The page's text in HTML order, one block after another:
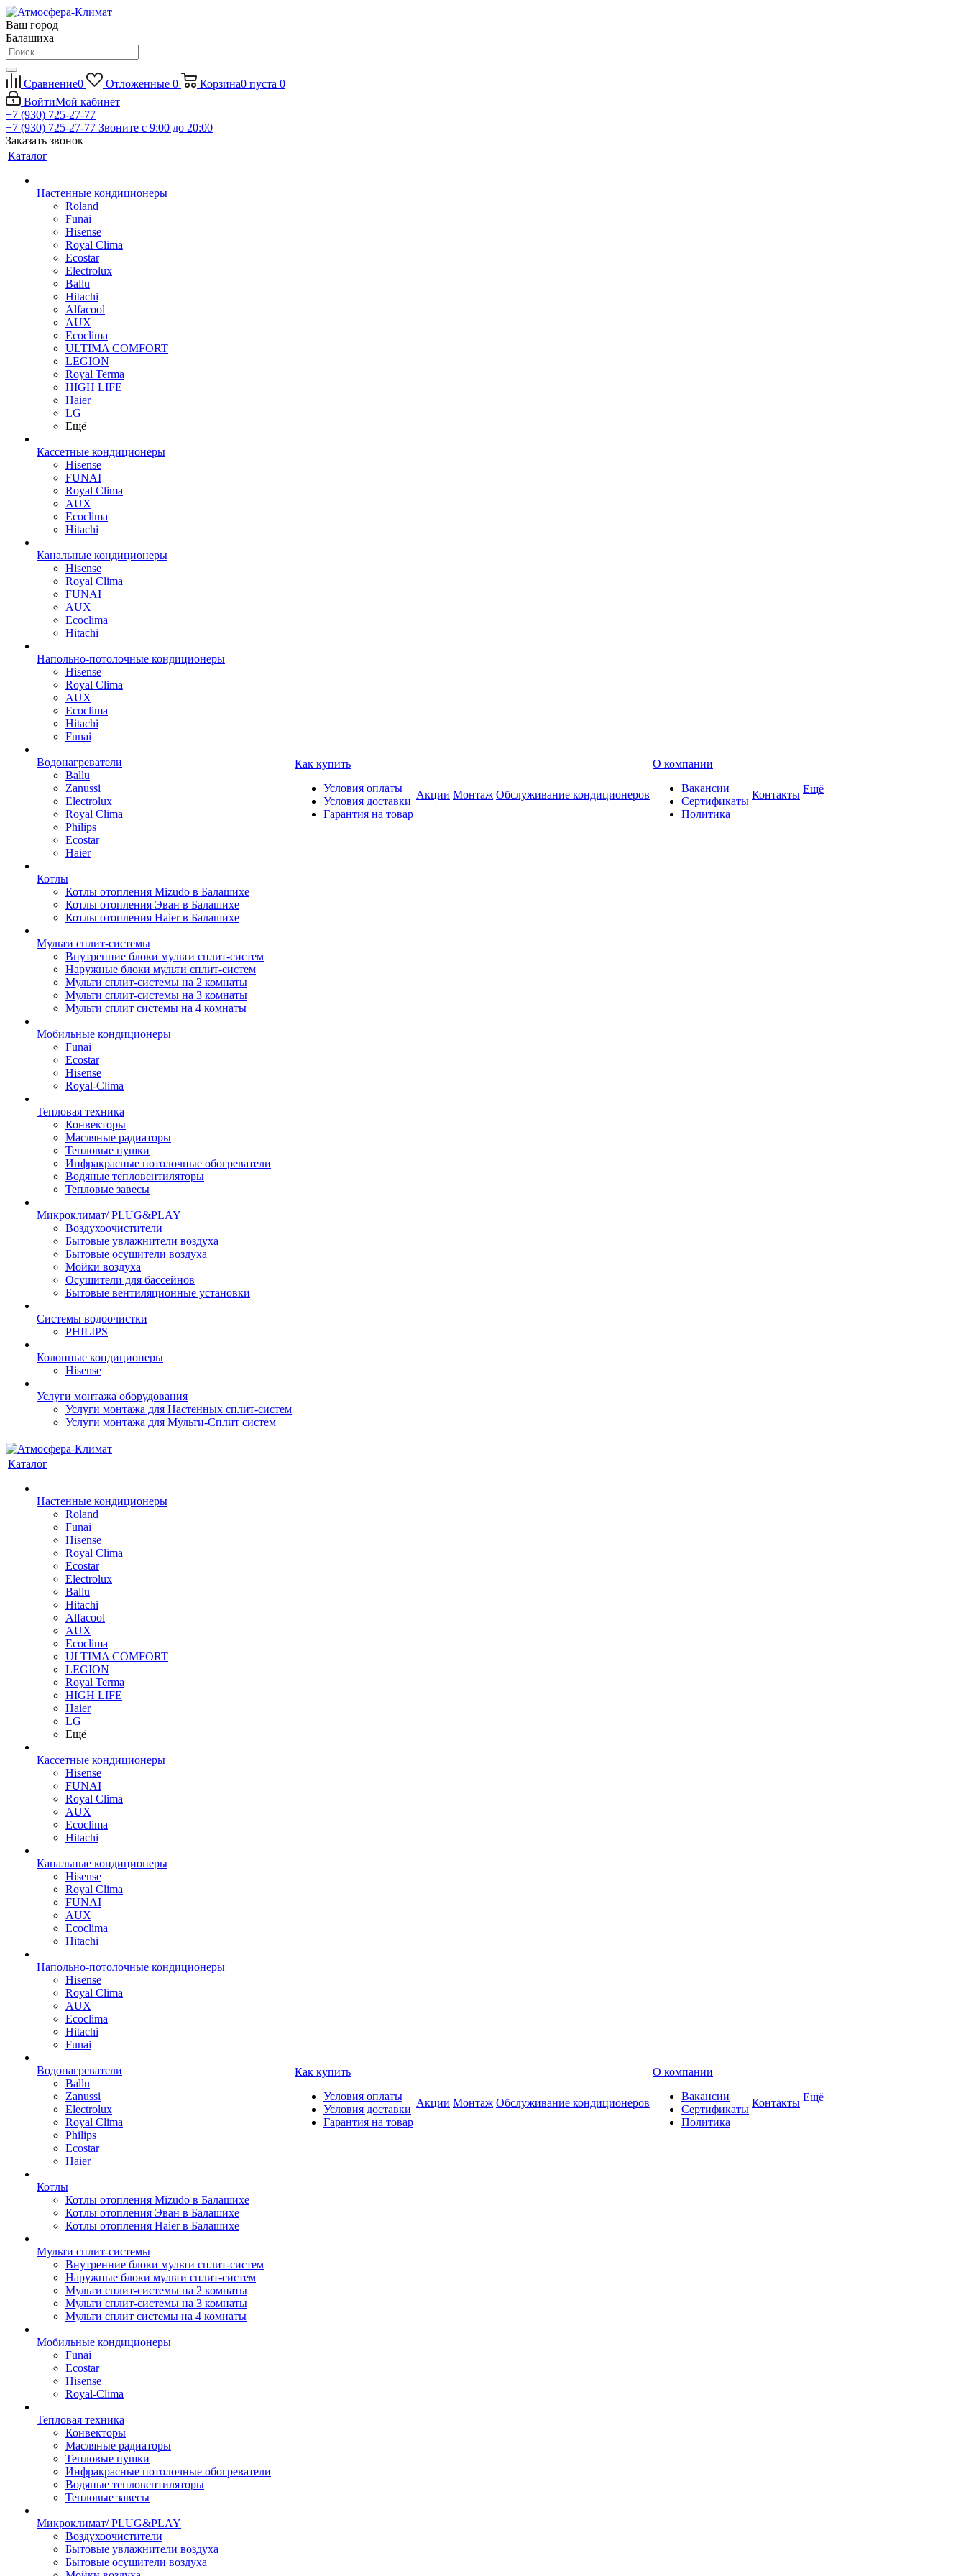
Ваш город
Балашиха
Сравнение0 Отложенные 0 Корзина0 пуста 0
ВойтиМой кабинет
+7 (930) 725-27-77
+7 (930) 725-27-77 Звоните с 9:00 до 20:00
Заказать звонок
Каталог
Настенные кондиционеры
Roland
Funai
Hisense
Royal Clima
Ecostar
Electrolux
Ballu
Hitachi
Alfacool
AUX
Ecoclima
ULTIMA COMFORT
LEGION
Royal Terma
HIGH LIFE
Haier
LG
Ещё
Кассетные кондиционеры
Hisense
FUNAI
Royal Clima
AUX
Ecoclima
Hitachi
Канальные кондиционеры
Hisense
Royal Clima
FUNAI
AUX
Ecoclima
Hitachi
Напольно-потолочные кондиционеры
Hisense
Royal Clima
AUX
Ecoclima
Hitachi
Funai
Водонагреватели
Ballu
Zanussi
Electrolux
Royal Clima
Philips
Ecostar
Haier
Котлы
Котлы отопления Mizudo в Балашихе
Котлы отопления Эван в Балашихе
Котлы отопления Haier в Балашихе
Мульти сплит-системы
Внутренние блоки мульти сплит-систем
Наружные блоки мульти сплит-систем
Мульти сплит-системы на 2 комнаты
Мульти сплит-системы на 3 комнаты
Мульти сплит системы на 4 комнаты
Мобильные кондиционеры
Funai
Ecostar
Hisense
Royal-Clima
Тепловая техника
Конвекторы
Масляные радиаторы
Тепловые пушки
Инфракрасные потолочные обогреватели
Водяные тепловентиляторы
Тепловые завесы
Микроклимат/ PLUG&PLAY
Воздухоочистители
Бытовые увлажнители воздуха
Бытовые осушители воздуха
Мойки воздуха
Осушители для бассейнов
Бытовые вентиляционные установки
Системы водоочистки
PHILIPS
Колонные кондиционеры
Hisense
Услуги монтажа оборудования
Услуги монтажа для Настенных сплит-систем
Услуги монтажа для Мульти-Сплит систем
Как купить
Условия оплаты
Условия доставки
Гарантия на товар
Акции Монтаж Обслуживание кондиционеров
О компании
Вакансии
Сертификаты
Политика
Контакты Ещё
Каталог
Настенные кондиционеры
Roland
Funai
Hisense
Royal Clima
Ecostar
Electrolux
Ballu
Hitachi
Alfacool
AUX
Ecoclima
ULTIMA COMFORT
LEGION
Royal Terma
HIGH LIFE
Haier
LG
Ещё
Кассетные кондиционеры
Hisense
FUNAI
Royal Clima
AUX
Ecoclima
Hitachi
Канальные кондиционеры
Hisense
Royal Clima
FUNAI
AUX
Ecoclima
Hitachi
Напольно-потолочные кондиционеры
Hisense
Royal Clima
AUX
Ecoclima
Hitachi
Funai
Водонагреватели
Ballu
Zanussi
Electrolux
Royal Clima
Philips
Ecostar
Haier
Котлы
Котлы отопления Mizudo в Балашихе
Котлы отопления Эван в Балашихе
Котлы отопления Haier в Балашихе
Мульти сплит-системы
Внутренние блоки мульти сплит-систем
Наружные блоки мульти сплит-систем
Мульти сплит-системы на 2 комнаты
Мульти сплит-системы на 3 комнаты
Мульти сплит системы на 4 комнаты
Мобильные кондиционеры
Funai
Ecostar
Hisense
Royal-Clima
Тепловая техника
Конвекторы
Масляные радиаторы
Тепловые пушки
Инфракрасные потолочные обогреватели
Водяные тепловентиляторы
Тепловые завесы
Микроклимат/ PLUG&PLAY
Воздухоочистители
Бытовые увлажнители воздуха
Бытовые осушители воздуха
Как купить
Условия оплаты
Условия доставки
Гарантия на товар
Акции Монтаж Обслуживание кондиционеров
О компании
Вакансии
Сертификаты
Политика
Контакты Ещё